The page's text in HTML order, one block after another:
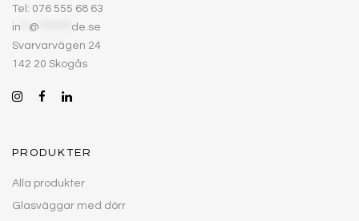
Tel: 076 555 68 63
in
@
de.se
Svarvarvägen 24
142 20 Skogås
PRODUKTER
Alla produkter
Glasväggar med dörr